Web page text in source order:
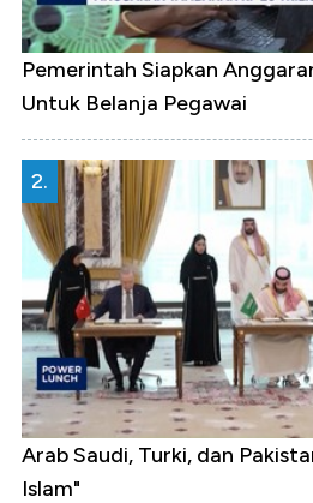
Pemerintah Siapkan
Untuk Belanja Pegawai
2.
Arab Saudi, Turki, dan
Islam"